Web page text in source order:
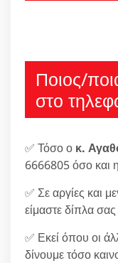
Ποιος/
στο
✅ Τόσο ο κ.
6666805 όσο και
✅ Σε αργίες και
είμαστε δίπλα
✅ Εκεί όπου οι
δίνουμε τόσο